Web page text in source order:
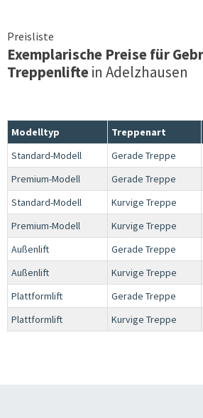
Preisliste
Exemplarische Preise für
Treppenliftein Adelzhausen
Modelltyp Treppenart
Standard-Modell
Gerade Treppe
Premium-Modell
Gerade Treppe
Standard-Modell
Kurvige Treppe
Premium-Modell
Kurvige Treppe
Außenlift
Gerade Treppe
Außenlift
Kurvige Treppe
Plattformlift
Gerade Treppe
Plattformlift
Kurvige Treppe